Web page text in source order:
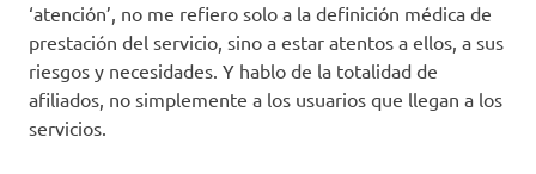
‘atención’, no me refiero solo a la definición médica de
prestación del servicio, sino a estar atentos a ellos, a sus
riesgos y necesidades. Y hablo de la totalidad de
afiliados, no simplemente a los usuarios que llegan a los
servicios.